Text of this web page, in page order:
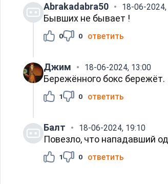
Abrakadabra50 18-06-2024,
Бывших не бывает !
0 0 ответить
Джим 18-06-2024, 13:00
Бережённого бокс бережёт.
1 0 ответить
Балт 18-06-2024, 19:10
Повезло, что нападавший
1 0 ответить